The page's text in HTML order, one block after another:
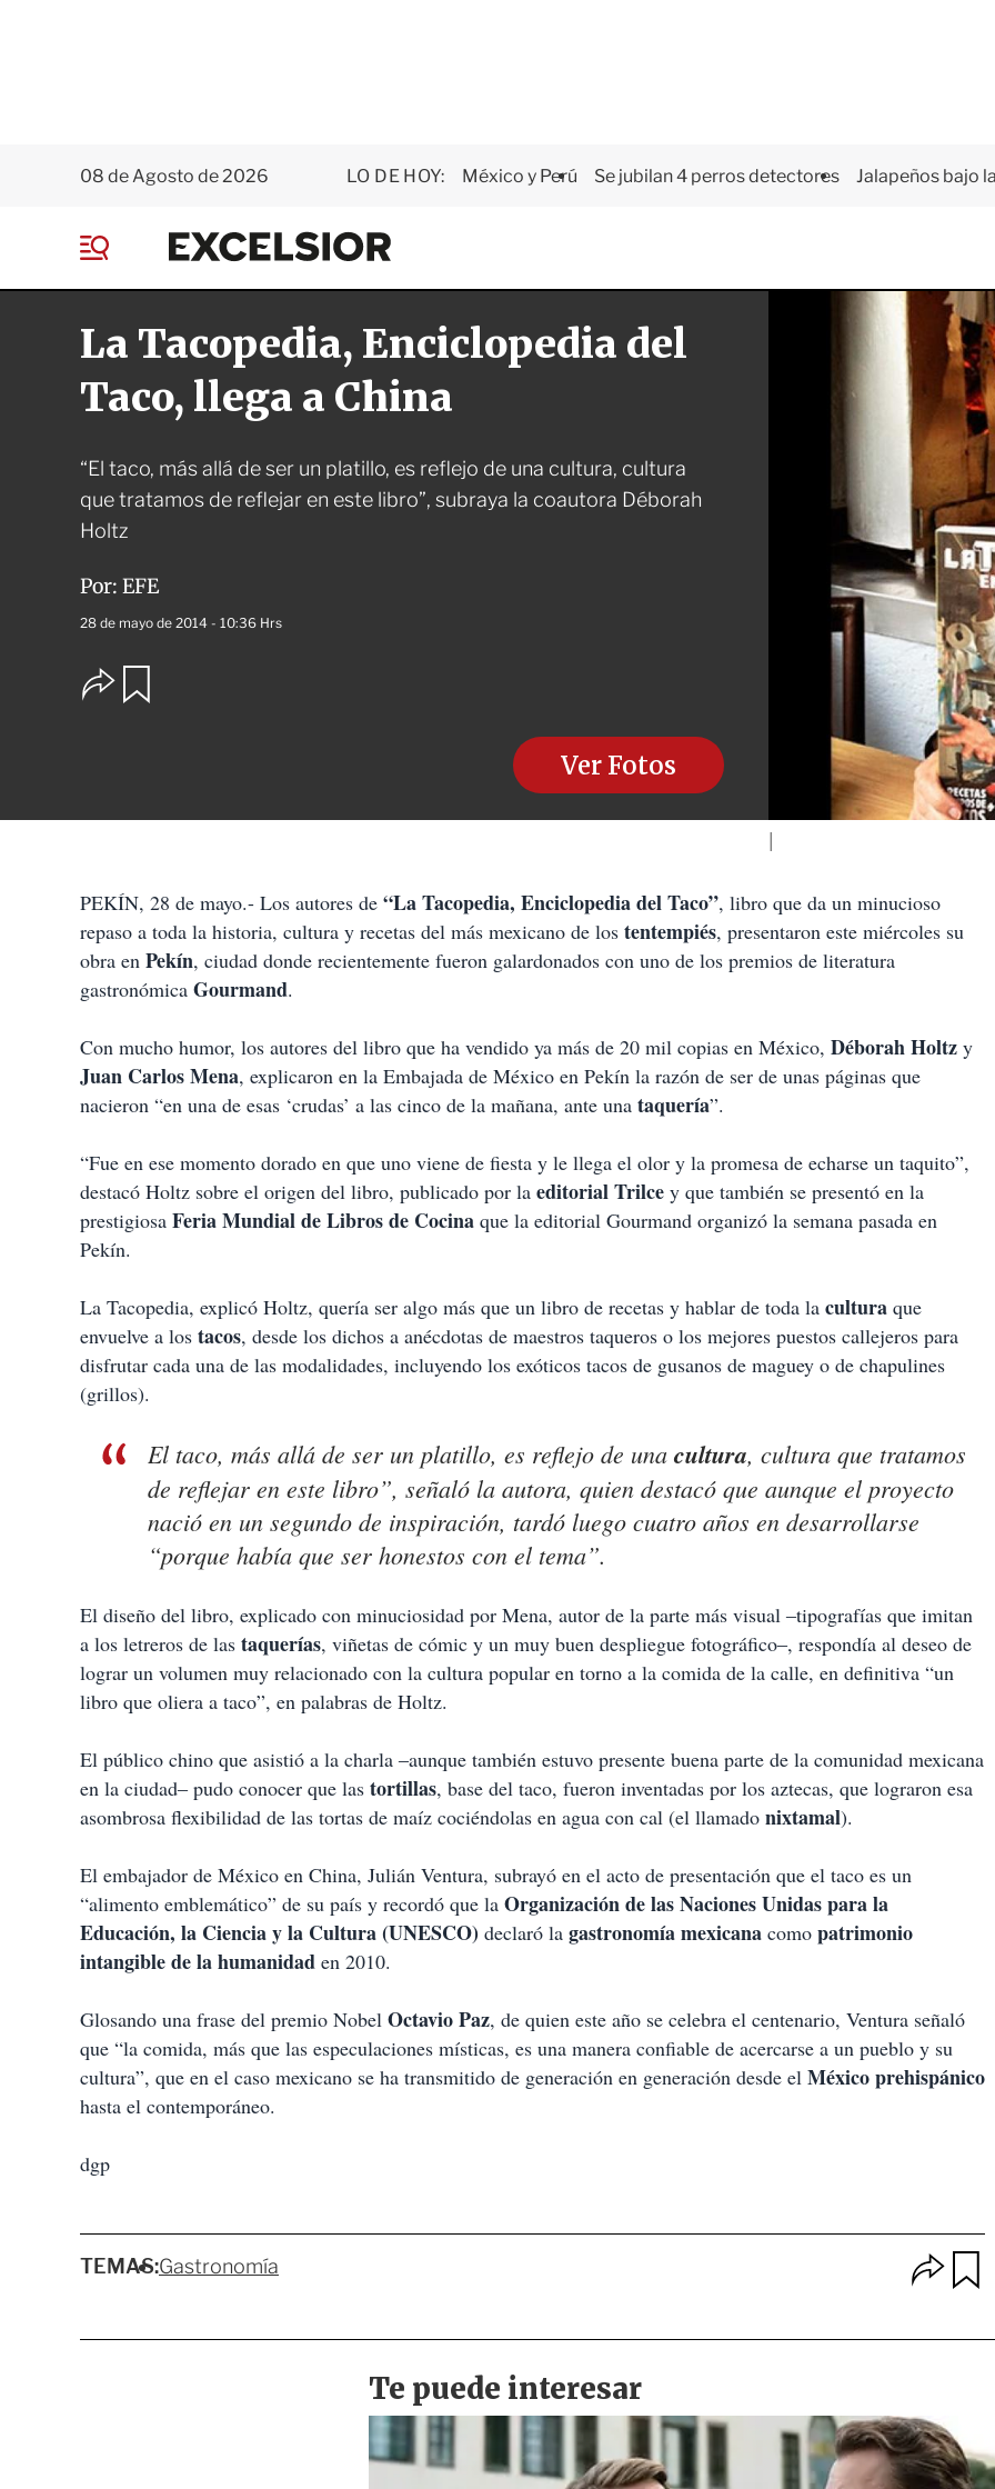
08 de Agosto de 2026 LO DE HOY: México y Perú Se jubilan 4 perros detectores Jalapeños bajo
E
x
e
s
i
o
e
La Tacopedia, Enciclopedia del
Taco, llega a China
“El taco, más allá de ser un platillo, es reflejo de una cultura, cultura
que tratamos de reflejar en este libro”, subraya la coautora Déborah
Holtz
Por: EFE
28 de mayo de 2014 - 10:36 Hrs
O
p
s
o
m
a
r
r
Ver Fotos
PEKÍN, 28 de mayo.- Los autores de “La Tacopedia, Enciclopedia del Taco”, libro que da un minucioso
repaso a toda la historia, cultura y recetas del más mexicano de los tentempiés, presentaron este miércoles su
obra en Pekín, ciudad donde recientemente fueron galardonados con uno de los premios de literatura
gastronómica Gourmand.
Con mucho humor, los autores del libro que ha vendido ya más de 20 mil copias en México, Déborah Holtz y
Juan Carlos Mena, explicaron en la Embajada de México en Pekín la razón de ser de unas páginas que
nacieron “en una de esas ‘crudas’ a las cinco de la mañana, ante una taquería”.
“Fue en ese momento dorado en que uno viene de fiesta y le llega el olor y la promesa de echarse un taquito”,
destacó Holtz sobre el origen del libro, publicado por la editorial Trilce y que también se presentó en la
prestigiosa Feria Mundial de Libros de Cocina que la editorial Gourmand organizó la semana pasada en
Pekín.
La Tacopedia, explicó Holtz, quería ser algo más que un libro de recetas y hablar de toda la cultura que
envuelve a los tacos, desde los dichos a anécdotas de maestros taqueros o los mejores puestos callejeros para
disfrutar cada una de las modalidades, incluyendo los exóticos tacos de gusanos de maguey o de chapulines
(grillos).
El taco, más allá de ser un platillo, es reflejo de una cultura, cultura que tratamos
de reflejar en este libro”, señaló la autora, quien destacó que aunque el proyecto
nació en un segundo de inspiración, tardó luego cuatro años en desarrollarse
“porque había que ser honestos con el tema”.
El diseño del libro, explicado con minuciosidad por Mena, autor de la parte más visual ‒tipografías que imitan
a los letreros de las taquerías, viñetas de cómic y un muy buen despliegue fotográfico‒, respondía al deseo de
lograr un volumen muy relacionado con la cultura popular en torno a la comida de la calle, en definitiva “un
libro que oliera a taco”, en palabras de Holtz.
El público chino que asistió a la charla ‒aunque también estuvo presente buena parte de la comunidad mexicana
en la ciudad‒ pudo conocer que las tortillas, base del taco, fueron inventadas por los aztecas, que lograron esa
asombrosa flexibilidad de las tortas de maíz cociéndolas en agua con cal (el llamado nixtamal).
El embajador de México en China, Julián Ventura, subrayó en el acto de presentación que el taco es un
“alimento emblemático” de su país y recordó que la Organización de las Naciones Unidas para la
Educación, la Ciencia y la Cultura (UNESCO) declaró la gastronomía mexicana como patrimonio
intangible de la humanidad en 2010.
Glosando una frase del premio Nobel Octavio Paz, de quien este año se celebra el centenario, Ventura señaló
que “la comida, más que las especulaciones místicas, es una manera confiable de acercarse a un pueblo y su
cultura”, que en el caso mexicano se ha transmitido de generación en generación desde el México prehispánico
hasta el contemporáneo.
dgp
TEMAS:Gastronomía
p
e
s
r